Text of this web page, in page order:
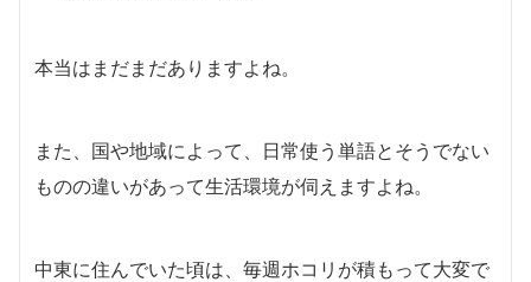
本当はまだまだありますよね。
また、国や地域によって、日常使う単語とそうでない
ものの違いがあって生活環境が伺えますよね。
中東に住んでいた頃は、毎週ホコリが積もって大変で